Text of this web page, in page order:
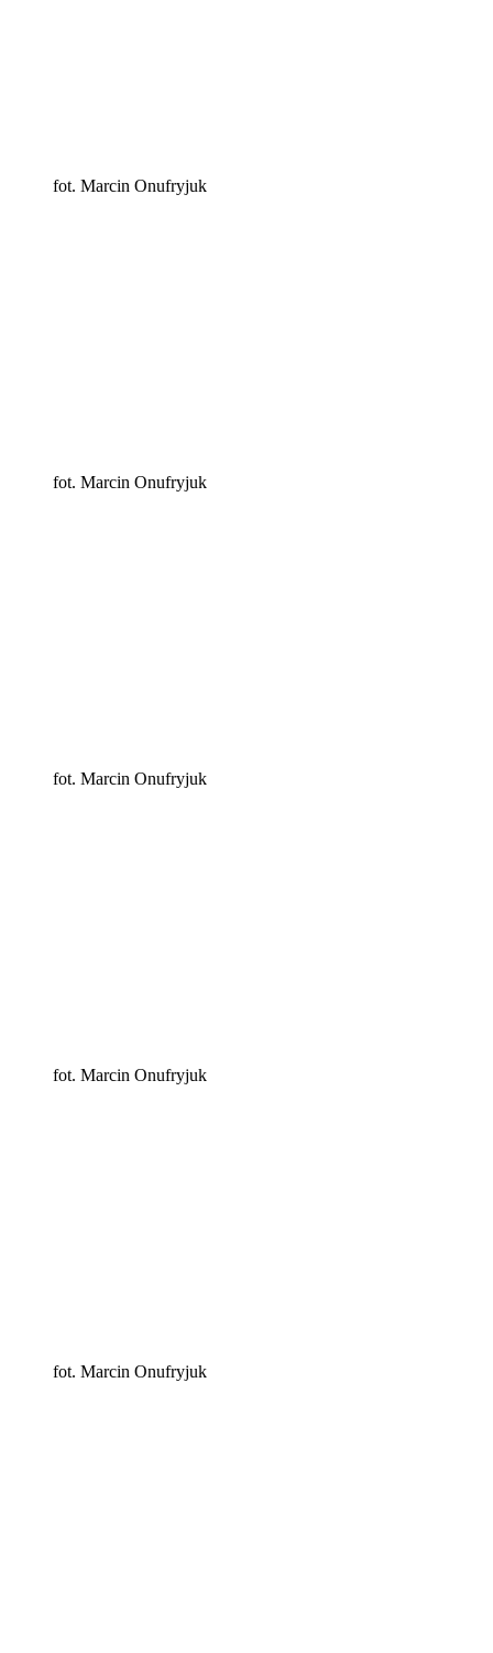
fot. Marcin Onufryjuk
fot. Marcin Onufryjuk
fot. Marcin Onufryjuk
fot. Marcin Onufryjuk
fot. Marcin Onufryjuk